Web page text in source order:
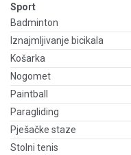
Sport
Badminton
Iznajmljivanje bicikala
Košarka
Nogomet
Paintball
Paragliding
Pješačke staze
Stolni tenis